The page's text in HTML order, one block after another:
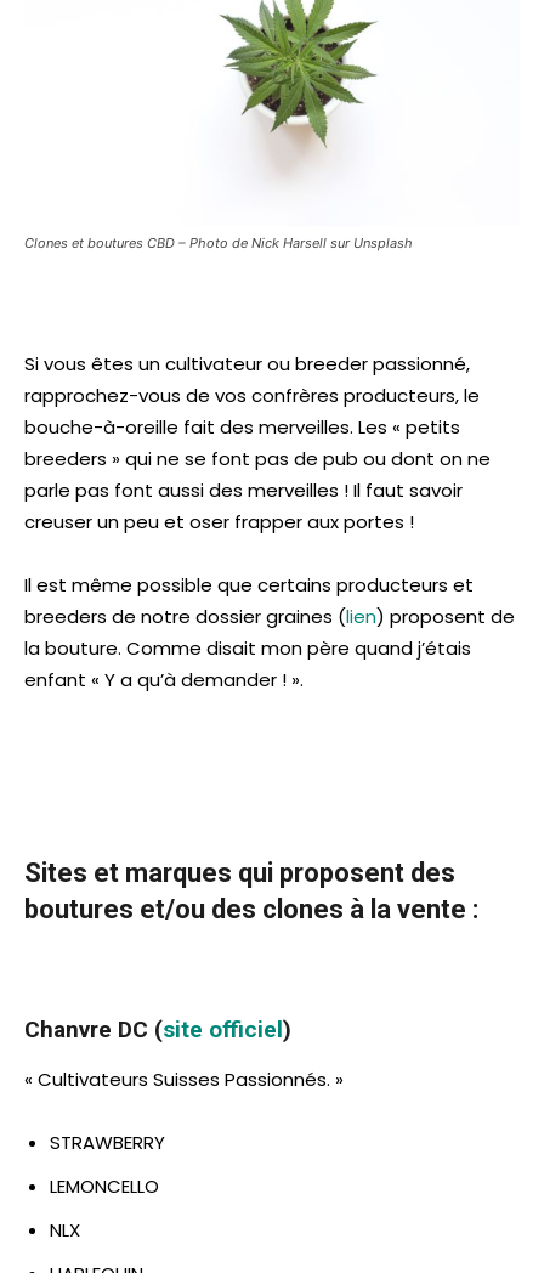
Clones et boutures CBD – Photo de Nick Harsell sur Unsplash
Si vous êtes un cultivateur ou breeder passionné,
rapprochez-vous de vos confrères producteurs, le
bouche-à-oreille fait des merveilles. Les « petits
breeders » qui ne se font pas de pub ou dont on ne
parle pas font aussi des merveilles ! Il faut savoir
creuser un peu et oser frapper aux portes !
Il est même possible que certains producteurs et
breeders de notre dossier graines (lien) proposent de
la bouture. Comme disait mon père quand j’étais
enfant « Y a qu’à demander ! ».
Sites et marques qui proposent des
boutures et/ou des clones à la vente :
Chanvre DC (site officiel)
« Cultivateurs Suisses Passionnés. »
STRAWBERRY
LEMONCELLO
NLX